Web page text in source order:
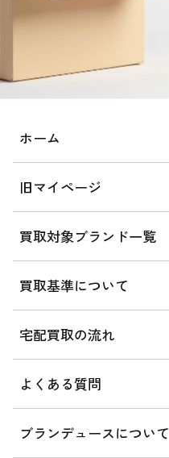
ホーム
旧マイページ
買取対象ブランド一覧
買取基準について
宅配買取の流れ
よくある質問
ブランデュースについて